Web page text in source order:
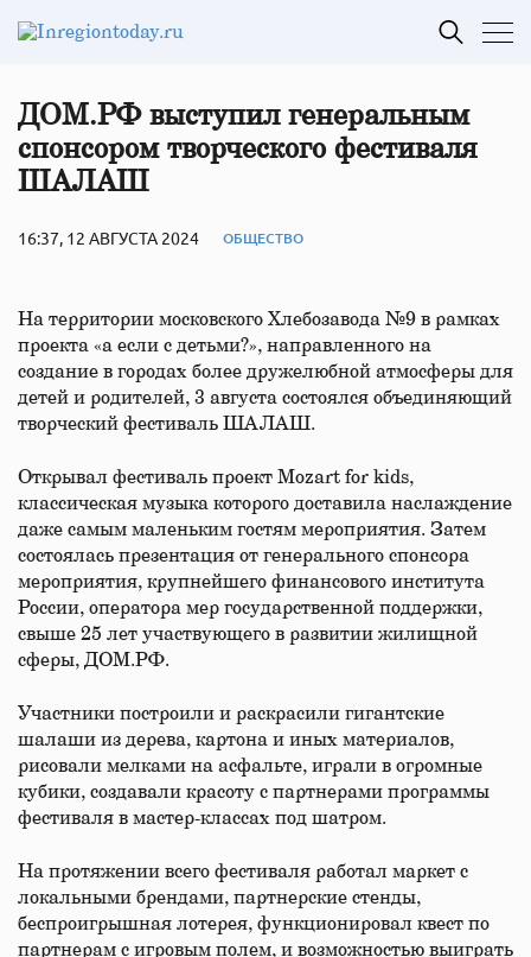
ДОМ.РФ выступил генеральным
спонсором творческого фестиваля
ШАЛАШ
16:37, 12 АВГУСТА 2024 ОБЩЕСТВО
На территории московского Хлебозавода №9 в рамках
проекта «а если с детьми?», направленного на
создание в городах более дружелюбной атмосферы для
детей и родителей, 3 августа состоялся объединяющий
творческий фестиваль ШАЛАШ.
Открывал фестиваль проект Mozart for kids,
классическая музыка которого доставила наслаждение
даже самым маленьким гостям мероприятия. Затем
состоялась презентация от генерального спонсора
мероприятия, крупнейшего финансового института
России, оператора мер государственной поддержки,
свыше 25 лет участвующего в развитии жилищной
сферы, ДОМ.РФ.
Участники построили и раскрасили гигантские
шалаши из дерева, картона и иных материалов,
рисовали мелками на асфальте, играли в огромные
кубики, создавали красоту с партнерами программы
фестиваля в мастер-классах под шатром.
На протяжении всего фестиваля работал маркет с
локальными брендами, партнерские стенды,
беспроигрышная лотерея, функционировал квест по
партнерам с игровым полем, и возможностью выиграть